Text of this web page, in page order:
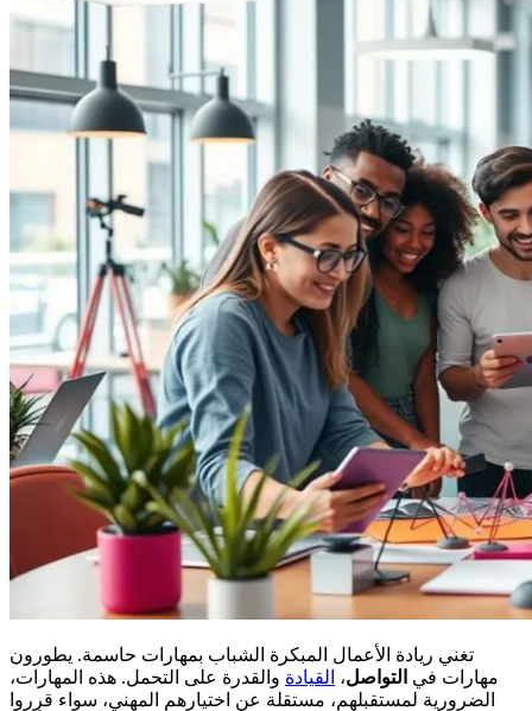
تغني ريادة الأعمال المبكرة الشباب بمهارات حاسمة. يطورون
مهارات في التواصل، القيادة والقدرة على التحمل. هذه المهارات،
الضرورية لمستقبلهم، مستقلة عن اختيارهم المهني، سواء قرروا